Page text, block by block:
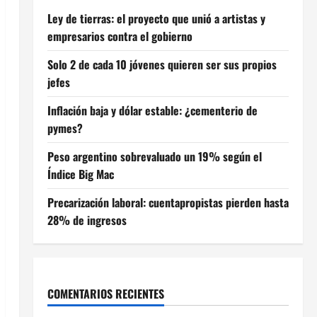
Ley de tierras: el proyecto que unió a artistas y
empresarios contra el gobierno
Solo 2 de cada 10 jóvenes quieren ser sus propios
jefes
Inflación baja y dólar estable: ¿cementerio de
pymes?
Peso argentino sobrevaluado un 19% según el
Índice Big Mac
Precarización laboral: cuentapropistas pierden hasta
28% de ingresos
COMENTARIOS RECIENTES